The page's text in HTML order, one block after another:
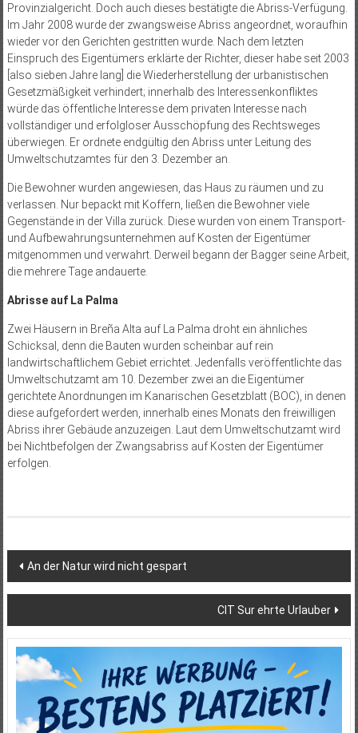
Provinzialgericht. Doch auch dieses bestätigte die Abriss-Verfügung.
Im Jahr 2008 wurde der zwangsweise Abriss angeordnet, woraufhin
wieder vor den Gerichten gestritten wurde. Nach dem letzten
Einspruch des Eigentümers erklärte der Richter, dieser habe seit 2003
[also sieben Jahre lang] die Wiederherstellung der urbanistischen
Gesetzmäßigkeit verhindert; innerhalb des Interessenkonfliktes
würde das öffentliche Interesse dem privaten Interesse nach
vollständiger und erfolgloser Ausschöpfung des Rechtsweges
überwiegen. Er ordnete endgültig den Abriss unter Leitung des
Umweltschutzamtes für den 3. Dezember an.
Die Bewohner wurden angewiesen, das Haus zu räumen und zu
verlassen. Nur bepackt mit Koffern, ließen die Bewohner viele
Gegenstände in der Villa zurück. Diese wurden von einem Transport-
und Aufbewahrungsunternehmen auf Kosten der Eigentümer
mitgenommen und verwahrt. Derweil begann der Bagger seine Arbeit,
die mehrere Tage andauerte.
Abrisse auf La Palma
Zwei Häusern in Breña Alta auf La Palma droht ein ähnliches
Schicksal, denn die Bauten wurden scheinbar auf rein
landwirtschaftlichem Gebiet errichtet. Jedenfalls veröffentlichte das
Umweltschutzamt am 10. Dezember zwei an die Eigentümer
gerichtete Anordnungen im Kanarischen Gesetzblatt (BOC), in denen
diese aufgefordert werden, innerhalb eines Monats den freiwilligen
Abriss ihrer Gebäude anzuzeigen. Laut dem Umweltschutzamt wird
bei Nichtbefolgen der Zwangsabriss auf Kosten der Eigentümer
erfolgen.
Beitragsnavigation
An der Natur wird nicht gespart
CIT Sur ehrte Urlauber